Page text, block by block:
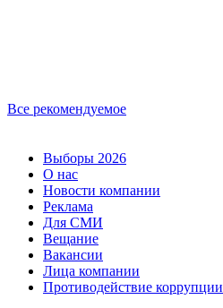
Все рекомендуемое
Выборы 2026
О нас
Новости компании
Реклама
Для СМИ
Вещание
Вакансии
Лица компании
Противодействие коррупции